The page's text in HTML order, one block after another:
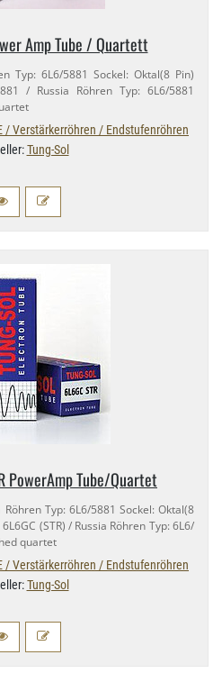
Amp Tube / Quartett
Typ: 6L6/​5881 Sockel: Oktal(8 Pin)
/ Russia Röhren Typ: 6L6/​5881
/ Verstärkerröhren / Endstufenröhren
Tung-Sol
PowerAmp Tube/​Quartet
Röhren Typ: 6L6/​5881 Sockel: Oktal(8
(STR) / Russia Röhren Typ: 6L6/​
quartet
/ Verstärkerröhren / Endstufenröhren
Tung-Sol